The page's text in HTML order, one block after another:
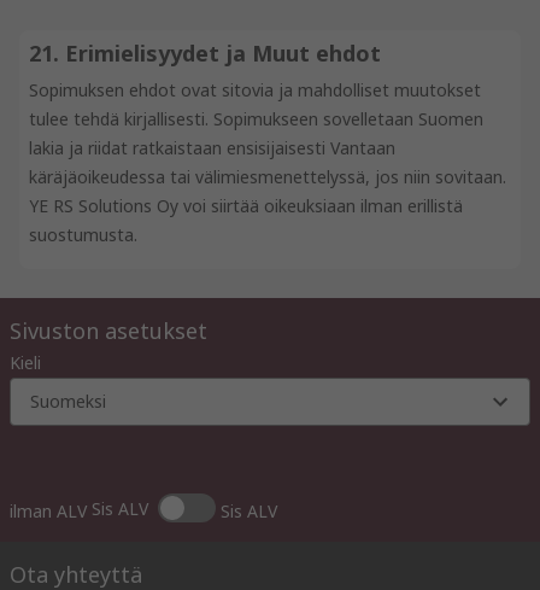
21. Erimielisyydet ja Muut ehdot
Sopimuksen ehdot ovat sitovia ja mahdolliset muutokset
tulee tehdä kirjallisesti. Sopimukseen sovelletaan Suomen
lakia ja riidat ratkaistaan ensisijaisesti Vantaan
käräjäoikeudessa tai välimiesmenettelyssä, jos niin sovitaan.
YE RS Solutions Oy voi siirtää oikeuksiaan ilman erillistä
suostumusta.
Sivuston asetukset
Kieli
Suomeksi
ilman ALV Sis ALV Sis ALV
Ota yhteyttä